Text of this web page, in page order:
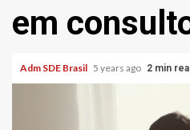
em
Adm SDE Brasil 5 years ago 2 min